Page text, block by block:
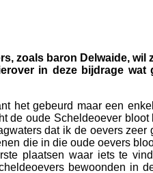
zoals baron Delwaide, wil
in deze bijdrage wat
het gebeurd maar een
de oude Scheldeoever bloot
dat ik de oevers zeer
die in die oude oevers
plaatsen waar iets te
bewoonden in